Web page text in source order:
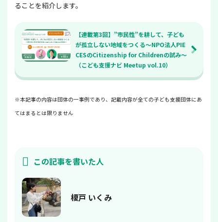
ることを紹介します。
【連載第3回】”市民性”を耕して、子ども
が孤立しない地域をつくる～NPO法人PIE
CESのCitizenship for Childrenの試み～
（こども支援ナビ Meetup vol.10）
※本記事の内容は団体の一事例であり、記載内容が全ての子ども支援団体にあ
てはまるとは限りません
この記事を書いた人
榎戸 いくみ